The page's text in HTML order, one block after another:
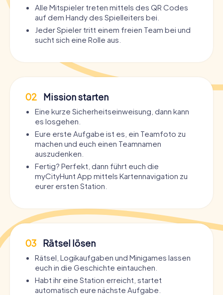
Alle Mitspieler treten mittels des QR Codes
auf dem Handy des Spielleiters bei.
Jeder Spieler tritt einem freien Team bei und
sucht sich eine Rolle aus.
02 Mission starten
Eine kurze Sicherheitseinweisung, dann kann
es losgehen.
Eure erste Aufgabe ist es, ein Teamfoto zu
machen und euch einen Teamnamen
auszudenken.
Fertig? Perfekt, dann führt euch die
myCityHunt App mittels Kartennavigation zu
eurer ersten Station.
03 Rätsel lösen
Rätsel, Logikaufgaben und Minigames lassen
euch in die Geschichte eintauchen.
Habt ihr eine Station erreicht, startet
automatisch eure nächste Aufgabe.